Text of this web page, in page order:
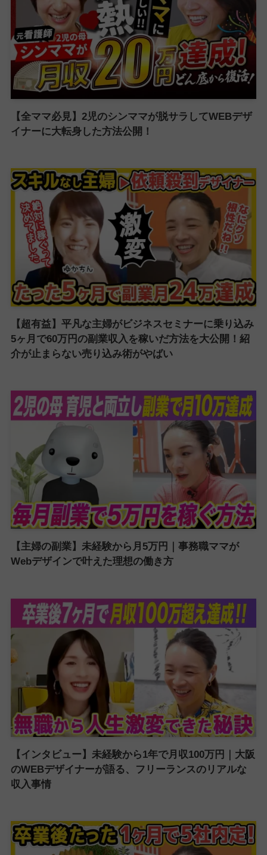
【全ママ必見】2児のシンママが脱サラしてWEBデザ
イナーに大転身した方法公開！
【超有益】平凡な主婦がビジネスセミナーに乗り込み
5ヶ月で60万円の副業収入を稼いだ方法を大公開！紹
介が止まらない売り込み術がやばい
【主婦の副業】未経験から月5万円｜事務職ママが
Webデザインで叶えた理想の働き方
【インタビュー】未経験から1年で月収100万円｜大阪
のWEBデザイナーが語る、フリーランスのリアルな
収入事情